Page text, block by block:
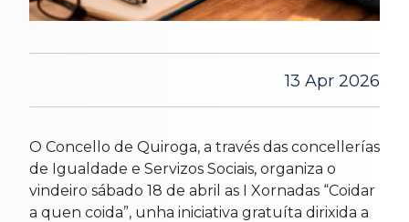
13 Apr 2026
O Concello de Quiroga, a través das concellerías
de Igualdade e Servizos Sociais, organiza o
vindeiro sábado 18 de abril as I Xornadas “Coidar
a quen coida”, unha iniciativa gratuíta dirixida a